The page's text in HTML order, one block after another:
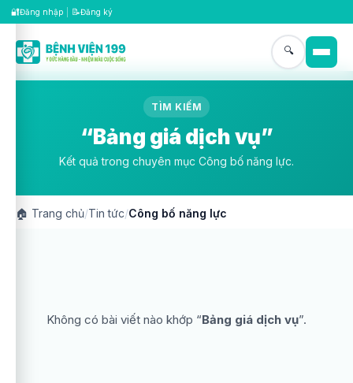
🔐Đăng nhập 📝Đăng ký
🔍
TÌM KIẾM
“Bảng giá dịch vụ”
Kết quả trong chuyên mục Công bố năng lực.
🏠 Trang chủ/Tin tức/Công bố năng lực
Không có bài viết nào khớp “Bảng giá dịch vụ”.